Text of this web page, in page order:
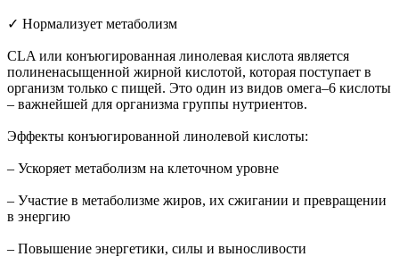
✓ Нормализует метаболизм
CLA или конъюгированная линолевая кислота является
полиненасыщенной жирной кислотой, которая поступает в
организм только с пищей. Это один из видов омега–6 кислоты
– важнейшей для организма группы нутриентов.
Эффекты конъюгированной линолевой кислоты:
– Ускоряет метаболизм на клеточном уровне
– Участие в метаболизме жиров, их сжигании и превращении
в энергию
– Повышение энергетики, силы и выносливости